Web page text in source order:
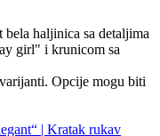
haljinica sa detaljima
girl" i krunicom sa
Opcije mogu biti